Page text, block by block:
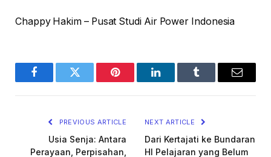
Chappy Hakim – Pusat Studi Air Power Indonesia
FacebookTwitter Pinterest LinkedInTumblr Email
PREVIOUS ARTICLE
Usia Senja: Antara
Perayaan, Perpisahan,
NEXT ARTICLE
Dari Kertajati ke Bundaran
HI Pelajaran yang Belum